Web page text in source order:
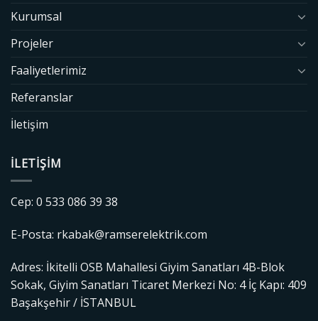
Kurumsal
Projeler
Faaliyetlerimiz
Referanslar
İletişim
İLETIŞIM
Cep: 0 533 086 39 38
E-Posta: rkabak@ramserelektrik.com
Adres: İkitelli OSB Mahallesi Giyim Sanatları 4B-Blok
Sokak, Giyim Sanatları Ticaret Merkezi No: 4 İç Kapı: 409
Başakşehir / İSTANBUL